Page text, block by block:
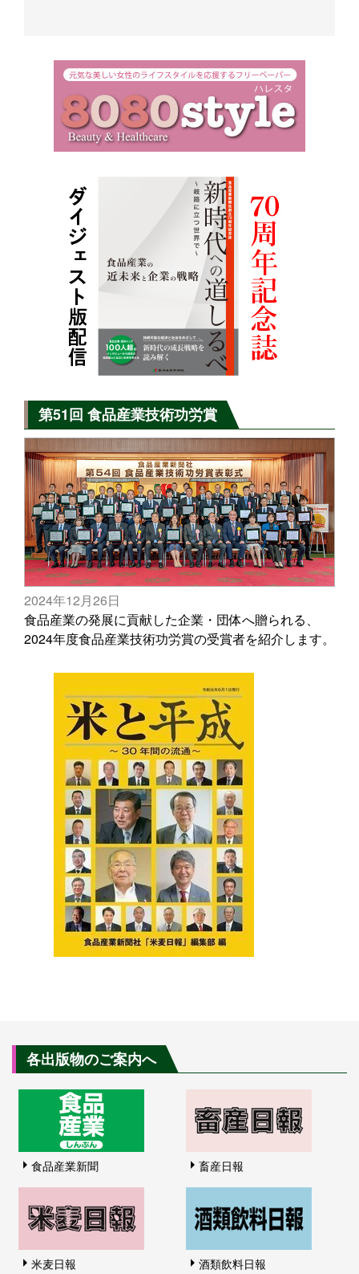
第51回 食品産業技術功労賞
2024年12月26日
食品産業の発展に貢献した企業・団体へ贈られる、
2024年度食品産業技術功労賞の受賞者を紹介します。
各出版物のご案内へ
食品産業新聞 畜産日報
米麦日報 酒類飲料日報